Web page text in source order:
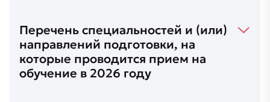
Перечень специальностей и (или)
направлений подготовки, на
которые проводится прием на
обучение в 2026 году